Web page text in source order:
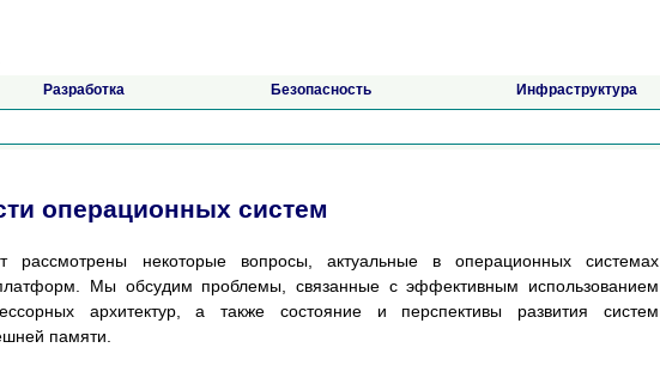
Разработка Безопасность Инфраструктура
операционных систем
рассмотрены некоторые вопросы, актуальные в операционных системах
Мы обсудим проблемы, связанные с эффективным использованием
архитектур, а также состояние и перспективы развития систем
памяти.